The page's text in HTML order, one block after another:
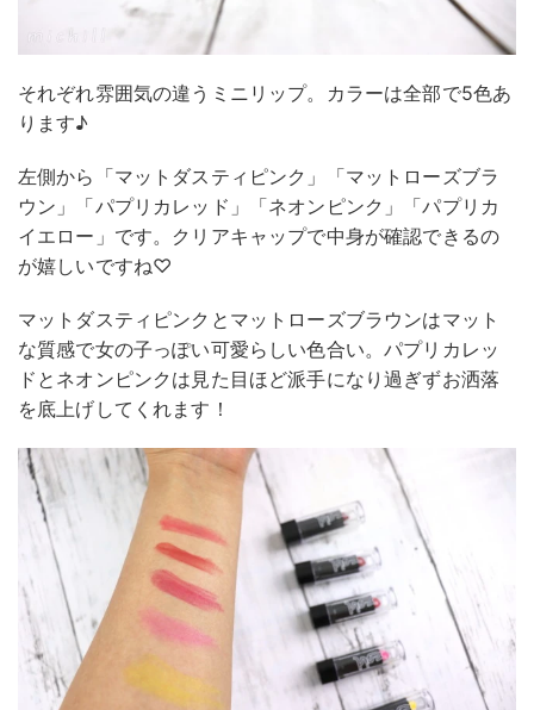
それぞれ雰囲気の違うミニリップ。カラーは全部で5色あ
ります♪
左側から「マットダスティピンク」「マットローズブラ
ウン」「パプリカレッド」「ネオンピンク」「パプリカ
イエロー」です。クリアキャップで中身が確認できるの
が嬉しいですね♡
マットダスティピンクとマットローズブラウンはマット
な質感で女の子っぽい可愛らしい色合い。パプリカレッ
ドとネオンピンクは見た目ほど派手になり過ぎずお洒落
を底上げしてくれます！